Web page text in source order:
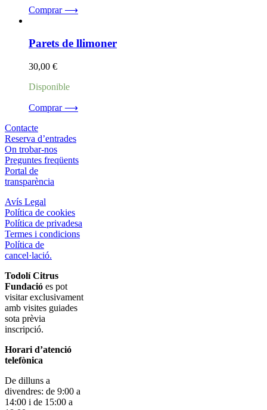
Comprar ⟶
Parets de llimoner
30,00 €
Disponible
Comprar ⟶
Contacte
Reserva d’entrades
On trobar-nos
Preguntes freqüents
Portal de
transparència
Avís Legal
Política de cookies
Política de privadesa
Termes i condicions
Política de
cancel·lació.
Todolí Citrus
Fundació es pot
visitar exclusivament
amb visites guiades
sota prèvia
inscripció.
Horari d’atenció
telefònica
De dilluns a
divendres: de 9:00 a
14:00 i de 15:00 a